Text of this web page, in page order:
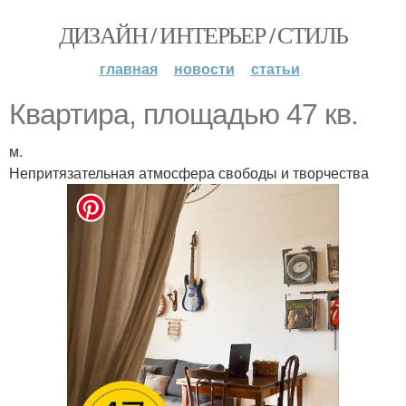
ДИЗАЙН / ИНТЕРЬЕР / СТИЛЬ
главная новости статьи
Квартира, площадью 47 кв.
м.
Непритязательная атмосфера свободы и творчества